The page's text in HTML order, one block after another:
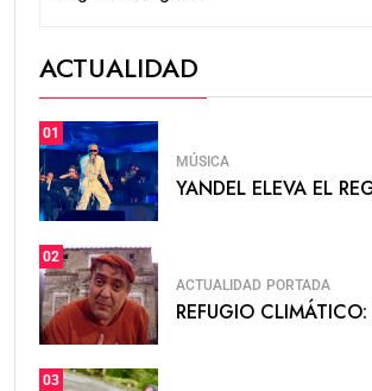
ACTUALIDAD
01
MÚSICA
YANDEL ELEVA EL
02
ACTUALIDAD PORTADA
REFUGIO
03